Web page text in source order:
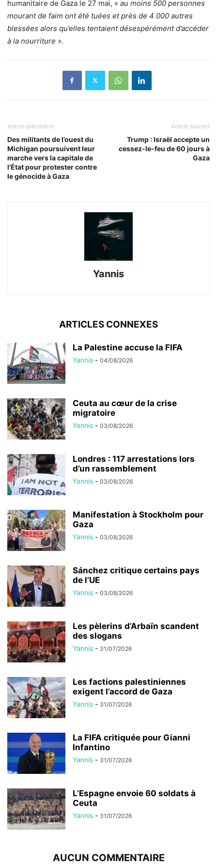
humanitaire de Gaza le 27 mai, « au moins 500 personnes
mourant de faim ont été tuées et près de 4 000 autres
blessées alors qu’elles tentaient désespérément d’accéder
à la nourriture ».
Article précédent
Des militants de l’ouest du
Michigan poursuivent leur
marche vers la capitale de
l’État pour protester contre
le génocide à Gaza
Article suivant
Trump : Israël accepte un
cessez-le-feu de 60 jours à
Gaza
Yannis
ARTICLES CONNEXES
La Palestine accuse la FIFA
Yannis - 04/08/2026
Ceuta au cœur de la crise
migratoire
Yannis - 03/08/2026
Londres : 117 arrestations lors
d’un rassemblement
Yannis - 03/08/2026
Manifestation à Stockholm pour
Gaza
Yannis - 03/08/2026
Sánchez critique certains pays
de l’UE
Yannis - 03/08/2026
Les pèlerins d’Arbaïn scandent
des slogans
Yannis - 31/07/2026
Les factions palestiniennes
exigent l’accord de Gaza
Yannis - 31/07/2026
La FIFA critiquée pour Gianni
Infantino
Yannis - 31/07/2026
L’Espagne envoie 60 soldats à
Ceuta
Yannis - 31/07/2026
AUCUN COMMENTAIRE